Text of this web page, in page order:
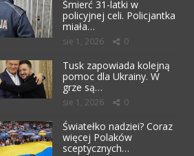
Śmierć 31-latki w
policyjnej celi. Policjantka
miała…
sie 1, 2026 0
Tusk zapowiada kolejną
pomoc dla Ukrainy. W
grze są…
sie 1, 2026 0
Światełko nadziei? Coraz
więcej Polaków
sceptycznych…